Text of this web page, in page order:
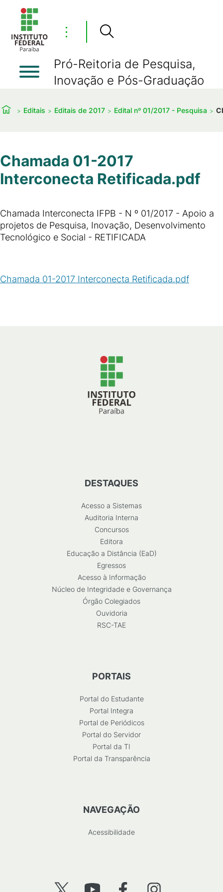
⋮
Pró-Reitoria de Pesquisa,
Inovação e Pós-Graduação
Editais Editais de 2017 Edital nº 01/2017 - Pesquisa
Chamada 01-2017
Interconecta Retificada.pdf
Chamada Interconecta IFPB - N º 01/2017 - Apoio a
projetos de Pesquisa, Inovação, Desenvolvimento
Tecnológico e Social - RETIFICADA
Chamada 01-2017 Interconecta Retificada.pdf
DESTAQUES
Acesso a Sistemas
Auditoria Interna
Concursos
Editora
Educação a Distância (EaD)
Egressos
Acesso à Informação
Núcleo de Integridade e Governança
Órgão Colegiados
Ouvidoria
RSC-TAE
PORTAIS
Portal do Estudante
Portal Integra
Portal de Periódicos
Portal do Servidor
Portal da TI
Portal da Transparência
NAVEGAÇÃO
Acessibilidade